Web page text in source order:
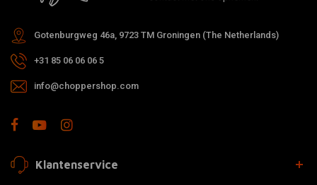
Gotenburgweg 46a, 9723 TM Groningen (The Netherlands)
+31 85 06 06 06 5
info@choppershop.com
Klantenservice